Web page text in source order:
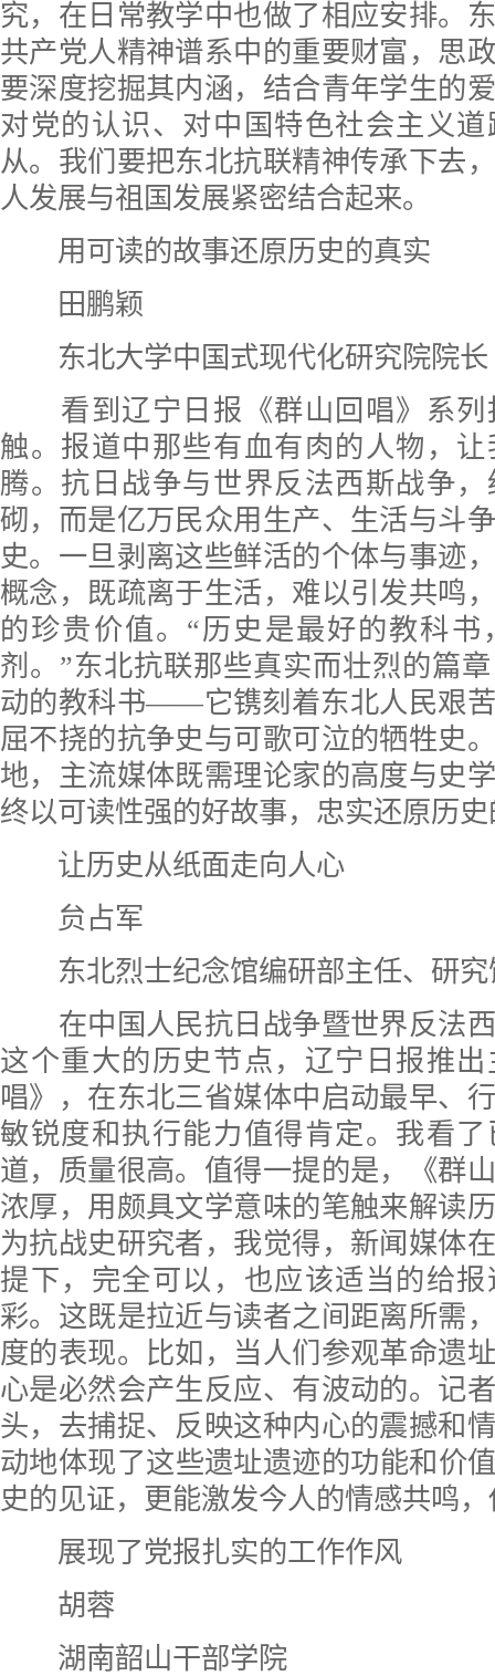
究，在日常教学中也做了相应安排。
共产党人精神谱系中的重要财富，思
要深度挖掘其内涵，结合青年学生的
对党的认识、对中国特色社会主义
从。我们要把东北抗联精神传承下去
人发展与祖国发展紧密结合起来。
用可读的故事还原历史的真实
田鹏颖
东北大学中国式现代化研究院院长
看到辽宁日报《群山回唱》系列
触。报道中那些有血有肉的人物，
腾。抗日战争与世界反法西斯战争
砌，而是亿万民众用生产、生活与斗
史。一旦剥离这些鲜活的个体与事迹
概念，既疏离于生活，难以引发共鸣
的珍贵价值。“历史是最好的教科书
剂。”东北抗联那些真实而壮烈的篇
动的教科书——它镌刻着东北人民艰
屈不挠的抗争史与可歌可泣的牺牲史
地，主流媒体既需理论家的高度与史
终以可读性强的好故事，忠实还原历
让历史从纸面走向人心
贠占军
东北烈士纪念馆编研部主任、研
在中国人民抗日战争暨世界反法西
这个重大的历史节点，辽宁日报推
唱》，在东北三省媒体中启动最早、
敏锐度和执行能力值得肯定。我看
道，质量很高。值得一提的是，《群
浓厚，用颇具文学意味的笔触来解读
为抗战史研究者，我觉得，新闻媒体
提下，完全可以，也应该适当的给
彩。这既是拉近与读者之间距离所需
度的表现。比如，当人们参观革命遗
心是必然会产生反应、有波动的。记
头，去捕捉、反映这种内心的震撼和
动地体现了这些遗址遗迹的功能和
史的见证，更能激发今人的情感共鸣
展现了党报扎实的工作作风
胡蓉
湖南韶山干部学院